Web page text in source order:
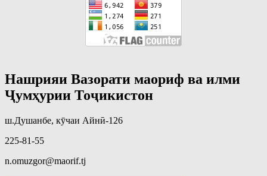
Нашрияи Вазорати маориф ва илми
Ҷумҳурии Тоҷикистон
ш.Душанбе, кӯчаи Айнӣ-126
225-81-55
n.omuzgor@maorif.tj